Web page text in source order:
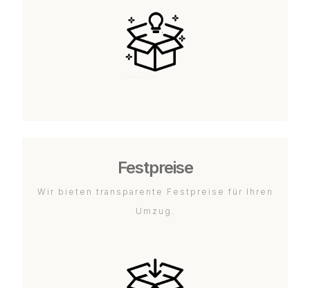
Festpreise
Wir bieten transparente Festpreise für Ihren
Umzug.